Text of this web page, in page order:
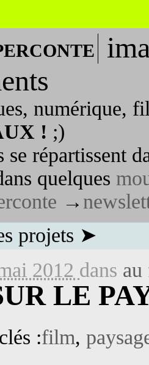
numérique,
! ;)
se répartissent
quelques
→
projets ➤
2012 dans au
LE
:film,